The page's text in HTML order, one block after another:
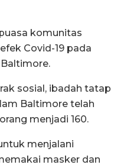
komunitas
Covid-19 pada
sosial, ibadah tatap
Baltimore telah
menjadi 160.
menjalani
masker dan